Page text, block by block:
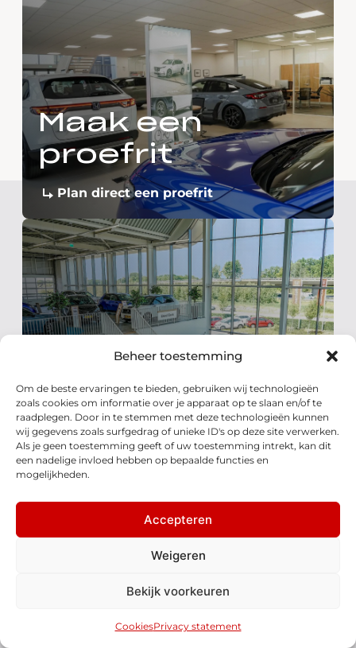
Beheer toestemming
Om de beste ervaringen te bieden, gebruiken wij technologieën
zoals cookies om informatie over je apparaat op te slaan en/of te
raadplegen. Door in te stemmen met deze technologieën kunnen
wij gegevens zoals surfgedrag of unieke ID's op deze site verwerken.
Als je geen toestemming geeft of uw toestemming intrekt, kan dit
een nadelige invloed hebben op bepaalde functies en
mogelijkheden.
Accepteren
Weigeren
Bekijk voorkeuren
CookiesPrivacy statement
Maak een
proefrit
Plan direct een proefrit
Vraag een
offerte aan
Direct offerte aanvragen
Bekijk ons volledige aanbod